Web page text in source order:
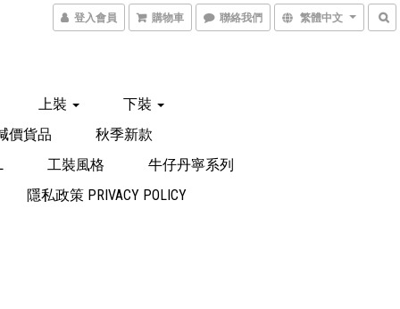
登入會員 購物車 聯絡我們 繁體中文
上裝
下裝
價貨品
秋季新款
工裝風格
牛仔丹寧系列
隱私政策 PRIVACY POLICY